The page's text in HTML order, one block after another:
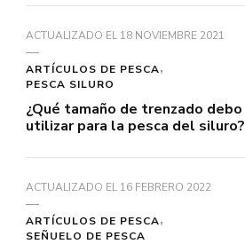
ACTUALIZADO EL18 NOVIEMBRE 2021
ARTÍCULOS DE PESCA
PESCA SILURO
¿Qué tamaño de trenzado debo
utilizar para la pesca del siluro?
ACTUALIZADO EL16 FEBRERO 2022
ARTÍCULOS DE PESCA
SEÑUELO DE PESCA